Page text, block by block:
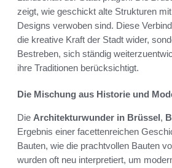
zeigt, wie geschickt alte Strukturen
Designs verwoben sind. Diese
die kreative Kraft der Stadt wider,
Bestreben, sich ständig
ihre Traditionen berücksichtigt.
Die Mischung aus Historie und
Die Architekturwunder in Brüssel,
Ergebnis einer facettenreichen
Bauten, wie die prachtvollen Bauten
wurden oft neu interpretiert, um